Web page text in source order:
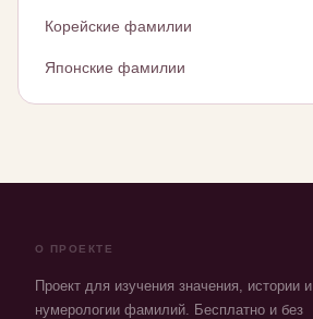
Корейские фамилии
Японские фамилии
О ПРОЕКТЕ
Проект для изучения значения, истории и
нумерологии фамилий. Бесплатно и без